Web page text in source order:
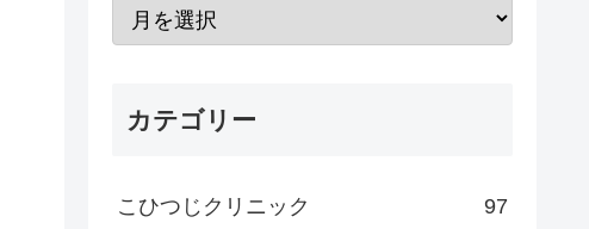
カテゴリー
こひつじクリニック 97